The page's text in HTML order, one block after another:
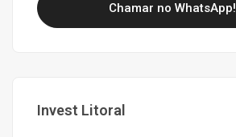
Chamar no WhatsApp!
Invest Litoral